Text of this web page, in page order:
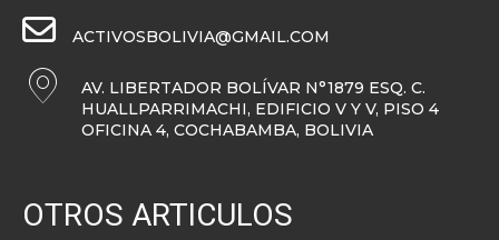
ACTIVOSBOLIVIA@GMAIL.COM
AV. LIBERTADOR BOLÍVAR N°1879 ESQ. C.
HUALLPARRIMACHI, EDIFICIO V Y V, PISO 4
OFICINA 4, COCHABAMBA, BOLIVIA
OTROS ARTICULOS